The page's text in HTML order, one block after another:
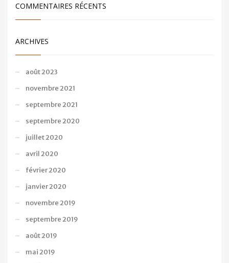
COMMENTAIRES RÉCENTS
ARCHIVES
août 2023
novembre 2021
septembre 2021
septembre 2020
juillet 2020
avril 2020
février 2020
janvier 2020
novembre 2019
septembre 2019
août 2019
mai 2019